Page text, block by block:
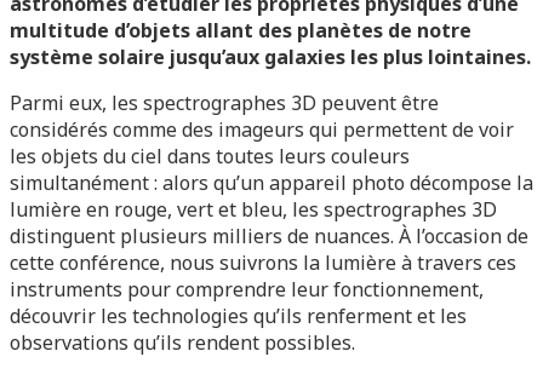
multitude d’objets allant des planètes de notre
système solaire jusqu’aux galaxies les plus lointaines.
Parmi eux, les spectrographes 3D peuvent être
considérés comme des imageurs qui permettent de voir
les objets du ciel dans toutes leurs couleurs
simultanément : alors qu’un appareil photo décompose la
lumière en rouge, vert et bleu, les spectrographes 3D
distinguent plusieurs milliers de nuances. À l’occasion de
cette conférence, nous suivrons la lumière à travers ces
instruments pour comprendre leur fonctionnement,
découvrir les technologies qu’ils renferment et les
observations qu’ils rendent possibles.